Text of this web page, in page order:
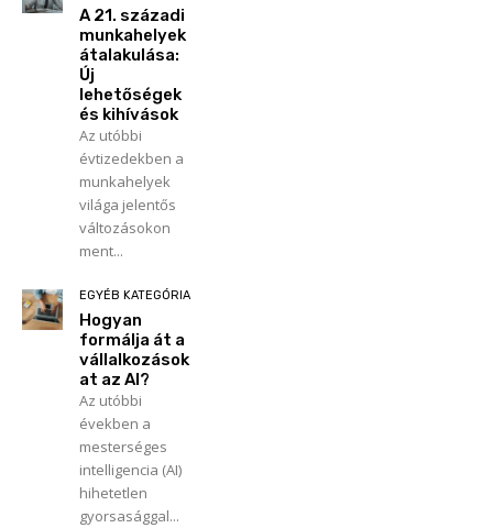
A 21. századi
munkahelyek
átalakulása:
Új
lehetőségek
és kihívások
Az utóbbi
évtizedekben a
munkahelyek
világa jelentős
változásokon
ment...
EGYÉB KATEGÓRIA
Hogyan
formálja át a
vállalkozások
at az AI?
Az utóbbi
években a
mesterséges
intelligencia (AI)
hihetetlen
gyorsasággal...